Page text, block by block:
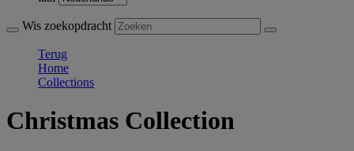
Wis zoekopdracht
Terug
Home
Collections
Christmas Collection